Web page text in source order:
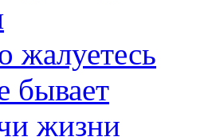
жалуетесь
бывает
жизни